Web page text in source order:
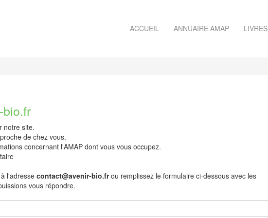
ACCUEIL ANNUAIRE AMAP LIVRES
bio.fr
notre site.
de chez vous.
concernant l'AMAP dont vous vous occupez.
l'adresse contact@avenir-bio.frou remplissez le formulaire ci-dessous avec les
vous répondre.